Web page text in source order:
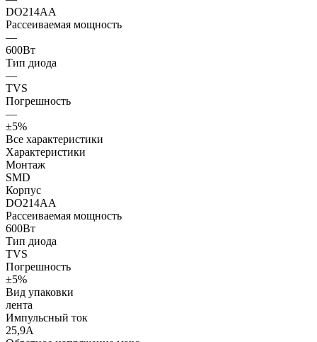
DO214AA
Рассеиваемая мощность
—
600Вт
Тип диода
—
TVS
Погрешность
—
±5%
Все характеристики
Характеристики
Монтаж
SMD
Корпус
DO214AA
Рассеиваемая мощность
600Вт
Тип диода
TVS
Погрешность
±5%
Вид упаковки
лента
Импульсный ток
25,9А